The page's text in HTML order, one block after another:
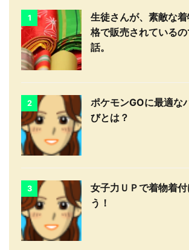
1
生徒さんが、素敵な
格で販売されている
話。
2
ポケモンGOに最適な
びとは？
3
女子力ＵＰで着物着
う！